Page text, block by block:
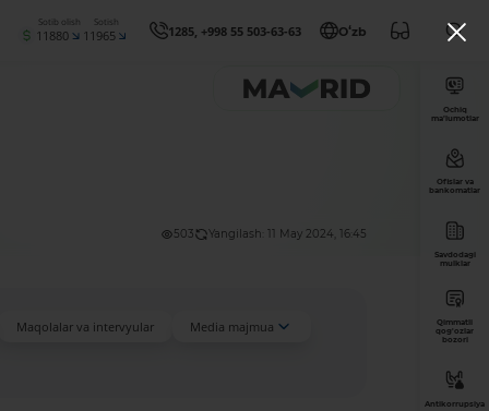
Sotib olish
11880
Sotish
11965 1285, +998 55 503-63-63 Oʻzb
503 Yangilash: 11 May 2024, 16:45
Maqolalar va intervyular
Media majmua
Ochiq
ma’lumotlar
Ofislar va
bankomatlar
Savdodagi
mulklar
Qimmatli
qog'ozlar
bozori
Antikorrupsiya